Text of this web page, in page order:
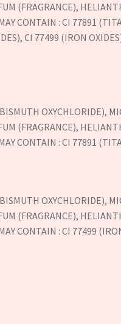
(FRAGRANCE),
CONTAIN : CI 77891
CI 77499 (IRON
OXYCHLORIDE),
(FRAGRANCE),
CONTAIN : CI 77891
OXYCHLORIDE),
(FRAGRANCE),
CONTAIN : CI 77499